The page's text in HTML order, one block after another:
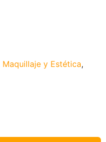
Maquillaje y Estética,